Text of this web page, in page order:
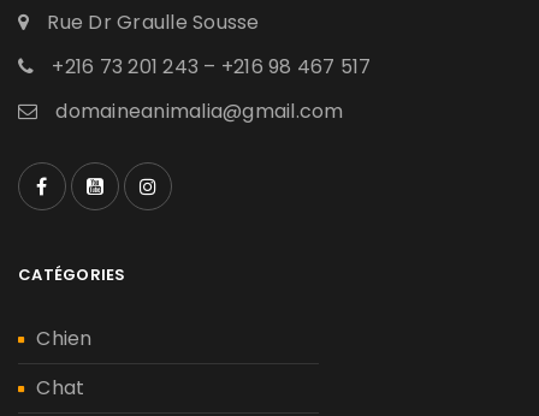
Rue Dr Graulle Sousse
+216 73 201 243 – +216 98 467 517
domaineanimalia@gmail.com
CATÉGORIES
Chien
Chat